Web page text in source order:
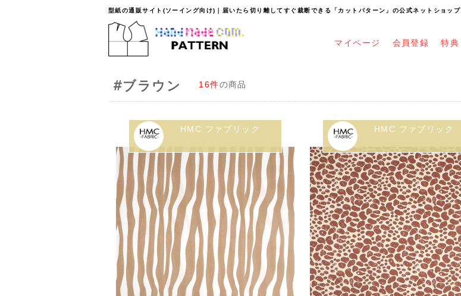
型紙の通販サイト(ソーイング向け)｜届いたら切り離してすぐ裁断できる「カットパターン」の公式ネットショップ
マイページ 会員登録 特典
#ブラウン 16件の商品
HMC ファブリック HMC ファブリック